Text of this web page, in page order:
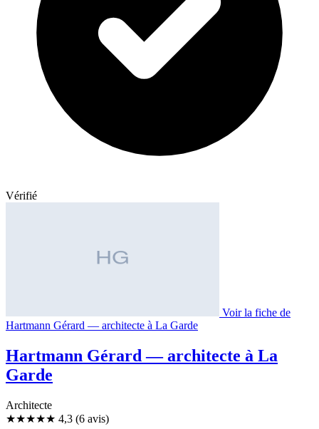
Vérifié
Voir la fiche de
Hartmann Gérard — architecte à La Garde
Hartmann Gérard — architecte à La
Garde
Architecte
★★★★★ 4,3 (6 avis)